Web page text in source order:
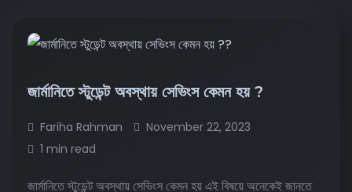
জার্মানিতে স্টুডেন্ট অবস্থায় সেভিংস কেমন হয় ?
Fariha Rahman
November 22, 2023
1 min read
জার্মানিতে স্টুডেন্ট অবস্থায় সেভিংস কেমন হয় এই বিষয়ে অনেকেই জানতে